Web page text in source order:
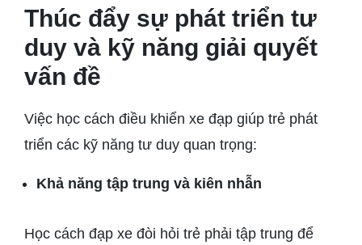
Thúc đẩy sự phát triển tư
duy và kỹ năng giải quyết
vấn đề
Việc học cách điều khiển xe đạp giúp trẻ phát
triển các kỹ năng tư duy quan trọng:
Khả năng tập trung và kiên nhẫn
Học cách đạp xe đòi hỏi trẻ phải tập trung để